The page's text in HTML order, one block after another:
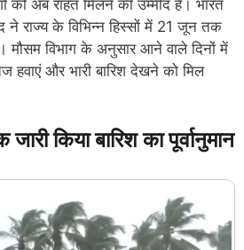
को अब राहत मिलने की उम्मीद है। भारत
ने राज्य के विभिन्न हिस्सों में 21 जून तक
मौसम विभाग के अनुसार आने वाले दिनों में
और भारी बारिश देखने को मिल
किया बारिश का पूर्वानुमान